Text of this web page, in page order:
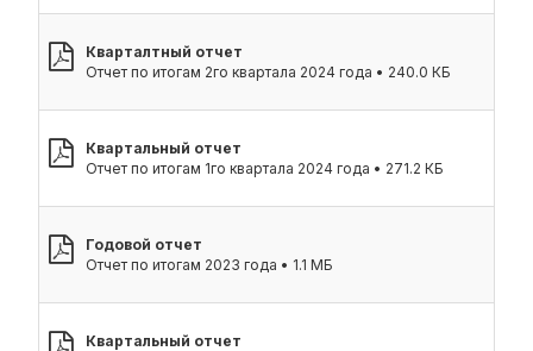
Кварталтный отчет
Отчет по итогам 2го квартала 2024 года • 240.0 КБ
Квартальный отчет
Отчет по итогам 1го квартала 2024 года • 271.2 КБ
Годовой отчет
Отчет по итогам 2023 года • 1.1 МБ
Квартальный отчет